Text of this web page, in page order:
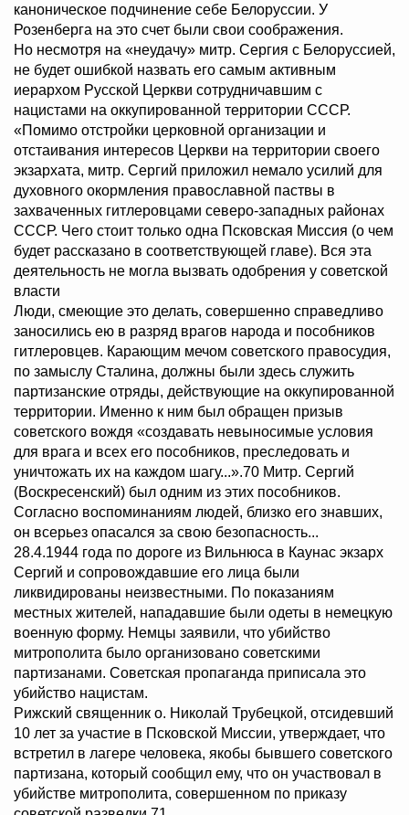
каноническое подчинение себе Белоруссии. У
Розенберга на это счет были свои соображения.
Но несмотря на «неудачу» митр. Сергия с Белоруссией,
не будет ошибкой назвать его самым активным
иерархом Русской Церкви сотрудничавшим с
нацистами на оккупированной территории СССР.
«Помимо отстройки церковной организации и
отстаивания интересов Церкви на территории своего
экзархата, митр. Сергий приложил немало усилий для
духовного окормления православной паствы в
захваченных гитлеровцами северо-западных районах
СССР. Чего стоит только одна Псковская Миссия (о чем
будет рассказано в соответствующей главе). Вся эта
деятельность не могла вызвать одобрения у советской
власти
Люди, смеющие это делать, совершенно справедливо
заносились ею в разряд врагов народа и пособников
гитлеровцев. Карающим мечом советского правосудия,
по замыслу Сталина, должны были здесь служить
партизанские отряды, действующие на оккупированной
территории. Именно к ним был обращен призыв
советского вождя «создавать невыносимые условия
для врага и всех его пособников, преследовать и
уничтожать их на каждом шагу...».70 Митр. Сергий
(Воскресенский) был одним из этих пособников.
Согласно воспоминаниям людей, близко его знавших,
он всерьез опасался за свою безопасность...
28.4.1944 года по дороге из Вильнюса в Каунас экзарх
Сергий и сопровождавшие его лица были
ликвидированы неизвестными. По показаниям
местных жителей, нападавшие были одеты в немецкую
военную форму. Немцы заявили, что убийство
митрополита было организовано советскими
партизанами. Советская пропаганда приписала это
убийство нацистам.
Рижский священник о. Николай Трубецкой, отсидевший
10 лет за участие в Псковской Миссии, утверждает, что
встретил в лагере человека, якобы бывшего советского
партизана, который сообщил ему, что он участвовал в
убийстве митрополита, совершенном по приказу